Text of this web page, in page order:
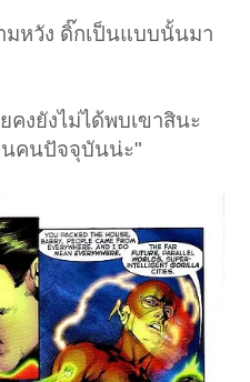
มหวัง ดิ๊กเป็นแบบนั้นมา
คงยังไม่ได้พบเขาสินะ
นคนปัจจุบันน่ะ"